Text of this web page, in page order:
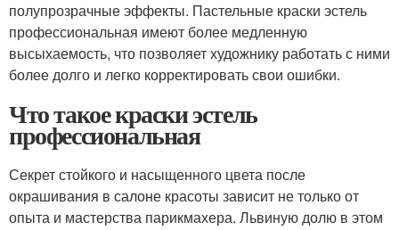
полупрозрачные эффекты. Пастельные краски эстель
профессиональная имеют более медленную
высыхаемость, что позволяет художнику работать с ними
более долго и легко корректировать свои ошибки.
Что такое краски эстель
профессиональная
Секрет стойкого и насыщенного цвета после
окрашивания в салоне красоты зависит не только от
опыта и мастерства парикмахера. Львиную долю в этом